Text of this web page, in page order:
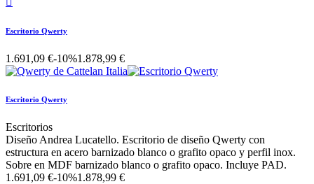
Escritorio Qwerty
1.691,09 €-10%1.878,99 €
Escritorio Qwerty
Escritorios
Diseño Andrea Lucatello. Escritorio de diseño Qwerty con
estructura en acero barnizado blanco o grafito opaco y perfil inox.
Sobre en MDF barnizado blanco o grafito opaco. Incluye PAD.
1.691,09 €-10%1.878,99 €